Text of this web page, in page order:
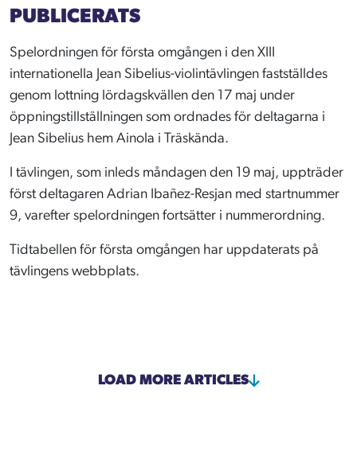
PUBLICERATS
Spelordningen för första omgången i den XIII
internationella Jean Sibelius-violintävlingen fastställdes
genom lottning lördagskvällen den 17 maj under
öppningstillställningen som ordnades för deltagarna i
Jean Sibelius hem Ainola i Träskända.
I tävlingen, som inleds måndagen den 19 maj, uppträder
först deltagaren Adrian Ibañez-Resjan med startnummer
9, varefter spelordningen fortsätter i nummerordning.
Tidtabellen för första omgången har uppdaterats på
tävlingens webbplats.
LOAD MORE ARTICLES